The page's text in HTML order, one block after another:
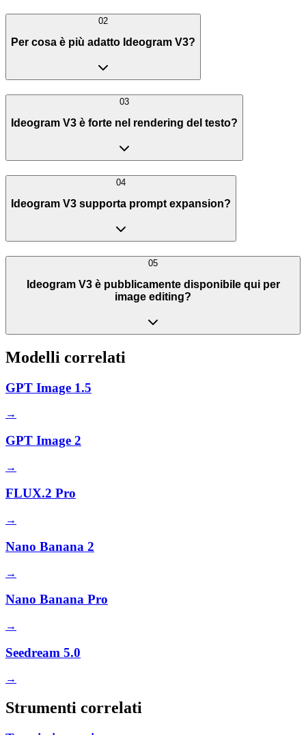
02
Per cosa è più adatto Ideogram V3?
03
Ideogram V3 è forte nel rendering del testo?
04
Ideogram V3 supporta prompt expansion?
05
Ideogram V3 è pubblicamente disponibile qui per
image editing?
Modelli correlati
GPT Image 1.5
→
GPT Image 2
→
FLUX.2 Pro
→
Nano Banana 2
→
Nano Banana Pro
→
Seedream 5.0
→
Strumenti correlati